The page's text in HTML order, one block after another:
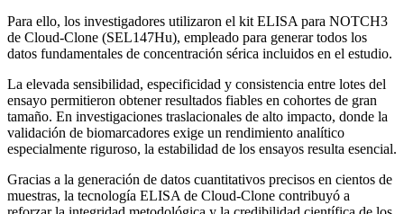
Para ello, los investigadores utilizaron el kit ELISA para NOTCH3
de Cloud-Clone (SEL147Hu), empleado para generar todos los
datos fundamentales de concentración sérica incluidos en el estudio.
La elevada sensibilidad, especificidad y consistencia entre lotes del
ensayo permitieron obtener resultados fiables en cohortes de gran
tamaño. En investigaciones traslacionales de alto impacto, donde la
validación de biomarcadores exige un rendimiento analítico
especialmente riguroso, la estabilidad de los ensayos resulta esencial.
Gracias a la generación de datos cuantitativos precisos en cientos de
muestras, la tecnología ELISA de Cloud-Clone contribuyó a